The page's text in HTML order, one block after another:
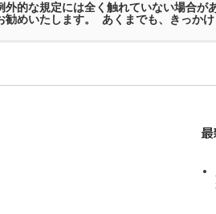
的な規定には全く触れていない場合が
めいたします。 あくまでも、きっか